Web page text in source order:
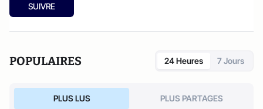
SUIVRE
POPULAIRES 24 Heures 7 Jours
PLUS LUS PLUS PARTAGES